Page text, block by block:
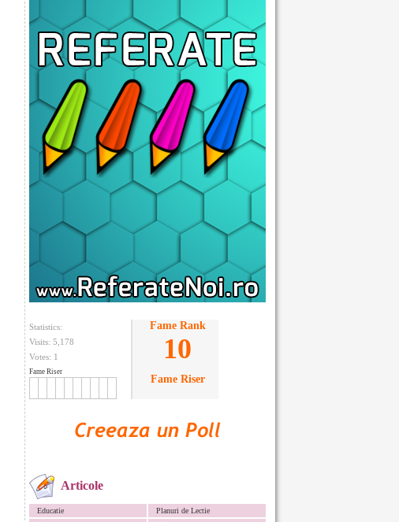
Statistics:
Visits: 5,178
Votes: 1
Fame Riser
Fame Rank
10
Fame Riser
Articole
Educatie
Planuri de Lectie